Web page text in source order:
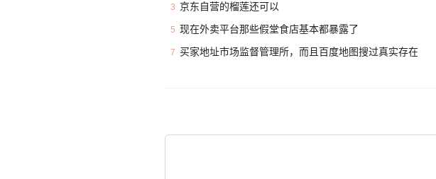
3 京东自营的榴莲还可以
5 现在外卖平台那些假堂食店基本都暴露了
7 买家地址市场监督管理所，而且百度地图搜过真实存在